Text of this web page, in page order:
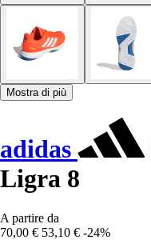
Mostra di più
adidas
Ligra 8
A partire da
70,00 € 53,10 € -24%